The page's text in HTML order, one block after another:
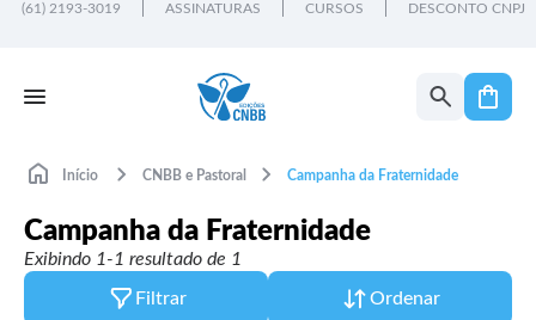
(61) 2193-3019 ASSINATURAS CURSOS DESCONTO CNPJ
Início CNBB e Pastoral Campanha da Fraternidade
Campanha da Fraternidade
Exibindo 1-1 resultado de 1
Filtrar Ordenar